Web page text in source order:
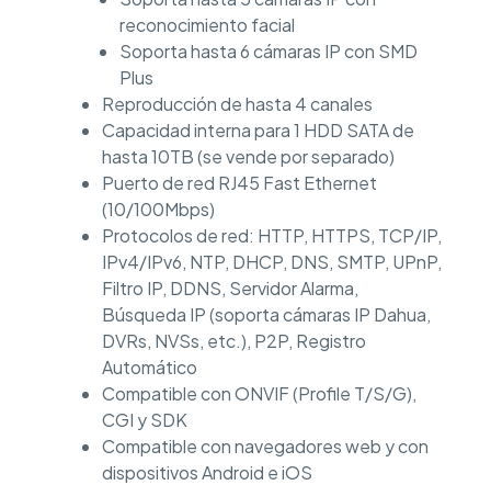
reconocimiento facial
Soporta hasta 6 cámaras IP con SMD
Plus
Reproducción de hasta 4 canales
Capacidad interna para 1 HDD SATA de
hasta 10TB (se vende por separado)
Puerto de red RJ45 Fast Ethernet
(10/100Mbps)
Protocolos de red: HTTP, HTTPS, TCP/IP,
IPv4/IPv6, NTP, DHCP, DNS, SMTP, UPnP,
Filtro IP, DDNS, Servidor Alarma,
Búsqueda IP (soporta cámaras IP Dahua,
DVRs, NVSs, etc.), P2P, Registro
Automático
Compatible con ONVIF (Profile T/S/G),
CGI y SDK
Compatible con navegadores web y con
dispositivos Android e iOS